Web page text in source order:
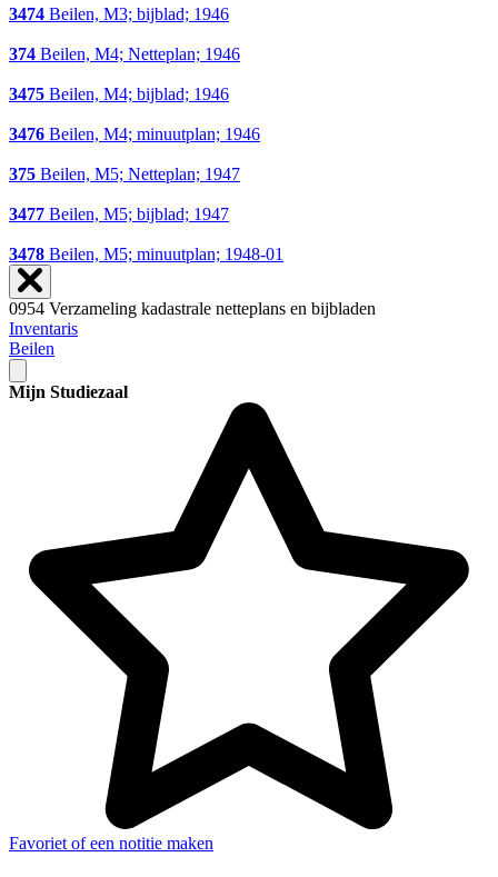
3474 Beilen, M3; bijblad; 1946
374 Beilen, M4; Netteplan; 1946
3475 Beilen, M4; bijblad; 1946
3476 Beilen, M4; minuutplan; 1946
375 Beilen, M5; Netteplan; 1947
3477 Beilen, M5; bijblad; 1947
3478 Beilen, M5; minuutplan; 1948-01
0954 Verzameling kadastrale netteplans en bijbladen
Inventaris
Beilen
Mijn Studiezaal
Favoriet of een notitie maken